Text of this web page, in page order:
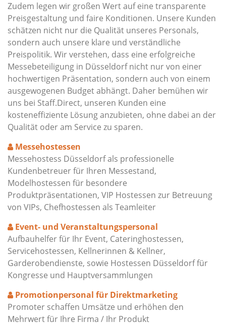
Zudem legen wir großen Wert auf eine transparente
Preisgestaltung und faire Konditionen. Unsere Kunden
schätzen nicht nur die Qualität unseres Personals,
sondern auch unsere klare und verständliche
Preispolitik. Wir verstehen, dass eine erfolgreiche
Messebeteiligung in Düsseldorf nicht nur von einer
hochwertigen Präsentation, sondern auch von einem
ausgewogenen Budget abhängt. Daher bemühen wir
uns bei Staff.Direct, unseren Kunden eine
kosteneffiziente Lösung anzubieten, ohne dabei an der
Qualität oder am Service zu sparen.
Messehostessen
Messehostess Düsseldorf als professionelle
Kundenbetreuer für Ihren Messestand,
Modelhostessen für besondere
Produktpräsentationen, VIP Hostessen zur Betreuung
von VIPs, Chefhostessen als Teamleiter
Event- und Veranstaltungspersonal
Aufbauhelfer für Ihr Event, Cateringhostessen,
Servicehostessen, Kellnerinnen & Kellner,
Garderobendienste, sowie Hostessen Düsseldorf für
Kongresse und Hauptversammlungen
Promotionpersonal für Direktmarketing
Promoter schaffen Umsätze und erhöhen den
Mehrwert für Ihre Firma / Ihr Produkt